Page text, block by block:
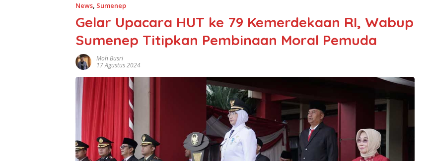
News, Sumenep
Gelar Upacara HUT ke 79 Kemerdekaan RI, Wabup
Sumenep Titipkan Pembinaan Moral Pemuda
Moh Busri
17 Agustus 2024